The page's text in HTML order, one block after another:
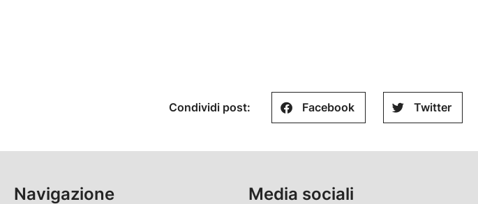
Condividi post: Facebook Twitter
Navigazione Media sociali